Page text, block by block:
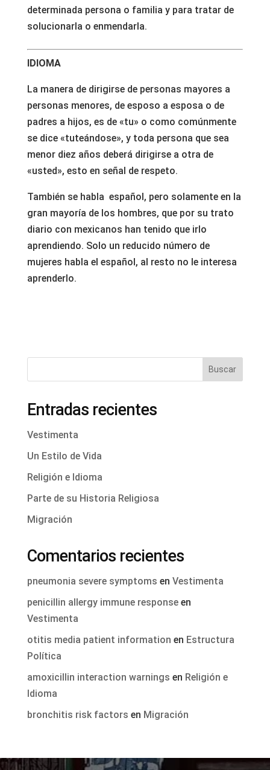
determinada persona o familia y para tratar de
solucionarla o enmendarla.
IDIOMA
La manera de dirigirse de personas mayores a
personas menores, de esposo a esposa o de
padres a hijos, es de «tu» o como comúnmente
se dice «tuteándose», y toda persona que sea
menor diez años deberá dirigirse a otra de
«usted», esto en señal de respeto.
También se habla español, pero solamente en la
gran mayoría de los hombres, que por su trato
diario con mexicanos han tenido que irlo
aprendiendo. Solo un reducido número de
mujeres habla el español, al resto no le interesa
aprenderlo.
Buscar
Entradas recientes
Vestimenta
Un Estilo de Vida
Religión e Idioma
Parte de su Historia Religiosa
Migración
Comentarios recientes
pneumonia severe symptoms en Vestimenta
penicillin allergy immune responseen
Vestimenta
otitis media patient information en Estructura
Política
amoxicillin interaction warnings en Religión e
Idioma
bronchitis risk factors en Migración